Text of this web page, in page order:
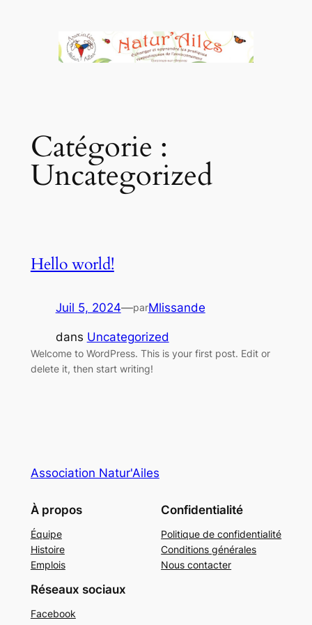
Catégorie :
Uncategorized
Hello world!
Juil 5, 2024—parMlissande
dans Uncategorized
Welcome to WordPress. This is your first post. Edit or
delete it, then start writing!
Association Natur'Ailes
À propos
Équipe
Histoire
Emplois
Confidentialité
Politique de confidentialité
Conditions générales
Nous contacter
Réseaux sociaux
Facebook